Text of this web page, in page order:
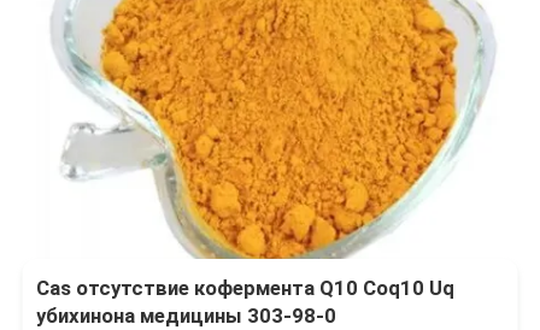
Cas отсутствие кофермента Q10 Coq10 Uq
убихинона медицины 303-98-0